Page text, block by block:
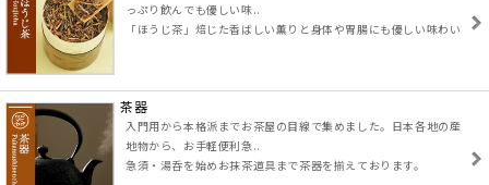
っぷり飲んでも優しい味..
「ほうじ茶」焙じた香ばしい薫りと身体や胃腸にも優しい味わい
茶器
入門用から本格派までお茶屋の目線で集めました。日本各地の産
地物から、お手軽便利急..
急須・湯呑を始めお抹茶道具まで茶器を揃えております。